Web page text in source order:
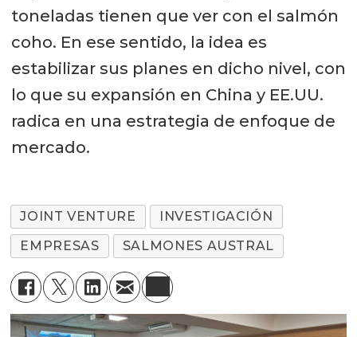
toneladas tienen que ver con el salmón
coho. En ese sentido, la idea es
estabilizar sus planes en dicho nivel, con
lo que su expansión en China y EE.UU.
radica en una estrategia de enfoque de
mercado.
JOINT VENTURE
INVESTIGACIÓN
EMPRESAS
SALMONES AUSTRAL